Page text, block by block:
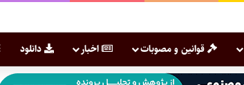
قوانین و مصوبات اخبار دانلود